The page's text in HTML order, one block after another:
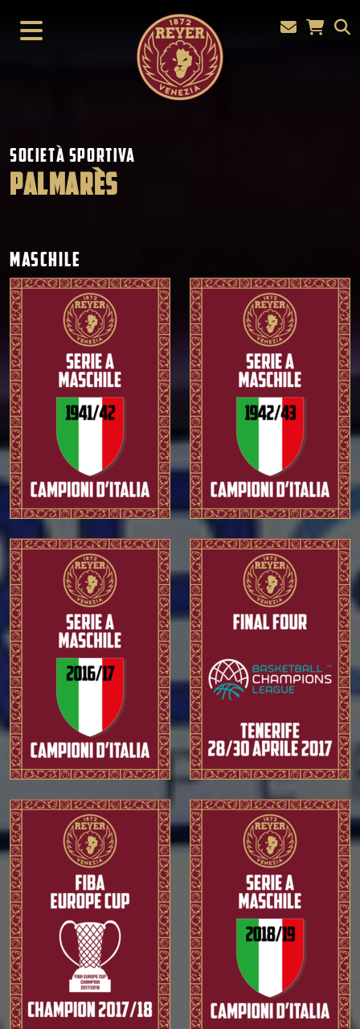
SOCIETÀ SPORTIVA
PALMARÈS
MASCHILE